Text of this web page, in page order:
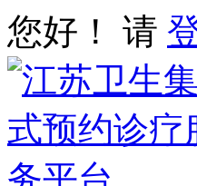
您好！ 请